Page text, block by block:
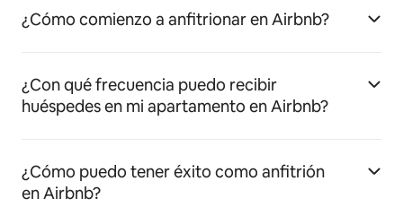
¿Cómo comienzo a anfitrionar en Airbnb?
¿Con qué frecuencia puedo recibir
huéspedes en mi apartamento en Airbnb?
¿Cómo puedo tener éxito como anfitrión
en Airbnb?